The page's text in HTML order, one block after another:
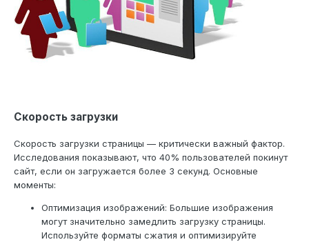
Скорость загрузки
Скорость загрузки страницы — критически важный фактор.
Исследования показывают, что 40% пользователей покинут
сайт, если он загружается более 3 секунд. Основные
моменты:
Оптимизация изображений: Большие изображения
могут значительно замедлить загрузку страницы.
Используйте форматы сжатия и оптимизируйте